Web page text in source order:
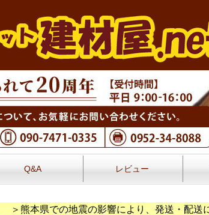
Q&A レビュー
＞熊本県での地震の影響により、発送・配送